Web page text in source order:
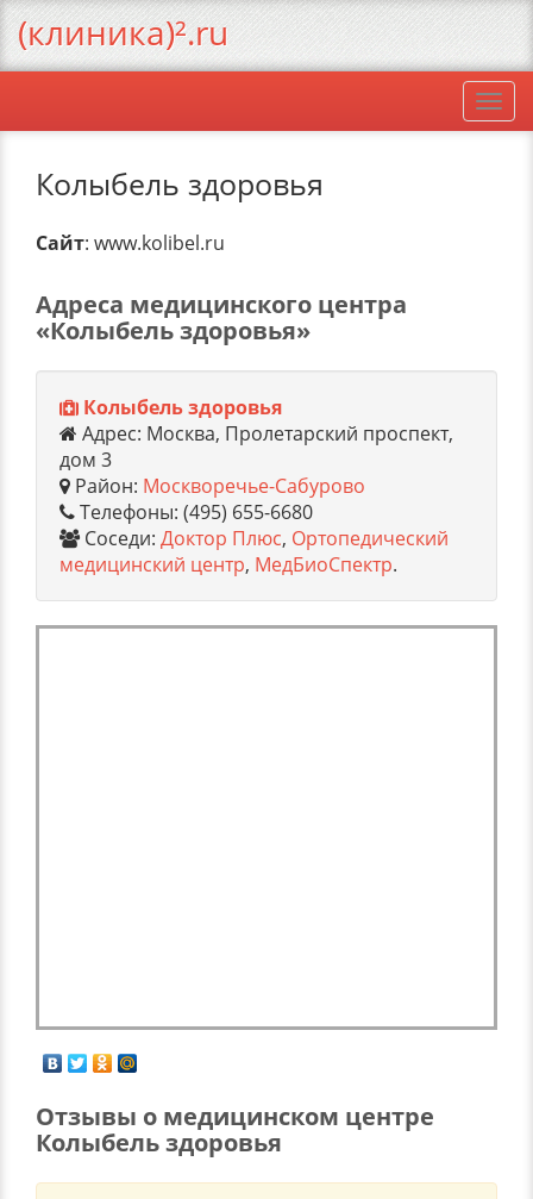
Колыбель здоровья
Сайт: www.kolibel.ru
Адреса медицинского центра
«Колыбель здоровья»
Колыбель здоровья
Адрес: Москва, Пролетарский проспект,
дом 3
Район: Москворечье-Сабурово
Телефоны: (495) 655-6680
Соседи: Доктор Плюс, Ортопедический
медицинский центр, МедБиоСпектр.
Отзывы о медицинском центре
Колыбель здоровья
(клиника)².ru